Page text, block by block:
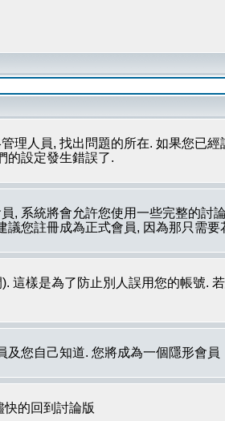
理人員, 找出問題的所在. 如果您已
的設定發生錯誤了.
, 系統將會允許您使用一些完整的討
您註冊成為正式會員, 因為那只需
這樣是為了防止別人誤用您的帳號.
您自己知道. 您將成為一個隱形會員
快的回到討論版